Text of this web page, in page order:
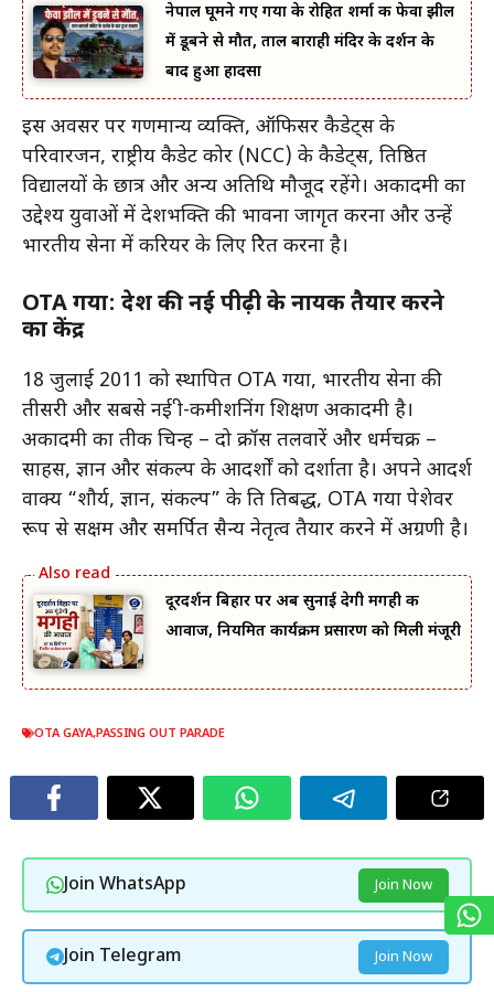
नेपाल घूमने गए गया के रोहित शर्मा की फेवा झील
में डूबने से मौत, ताल बाराही मंदिर के दर्शन के
बाद हुआ हादसा
इस अवसर पर गणमान्य व्यक्ति, ऑफिसर कैडेट्स के
परिवारजन, राष्ट्रीय कैडेट कोर (NCC) के कैडेट्स, प्रतिष्ठित
विद्यालयों के छात्र और अन्य अतिथि मौजूद रहेंगे। अकादमी का
उद्देश्य युवाओं में देशभक्ति की भावना जागृत करना और उन्हें
भारतीय सेना में करियर के लिए प्रेरित करना है।
OTA गया: देश की नई पीढ़ी के नायक तैयार करने
का केंद्र
18 जुलाई 2011 को स्थापित OTA गया, भारतीय सेना की
तीसरी और सबसे नई प्री-कमीशनिंग प्रशिक्षण अकादमी है।
अकादमी का प्रतीक चिन्ह – दो क्रॉस तलवारें और धर्मचक्र –
साहस, ज्ञान और संकल्प के आदर्शों को दर्शाता है। अपने आदर्श
वाक्य “शौर्य, ज्ञान, संकल्प” के प्रति प्रतिबद्ध, OTA गया पेशेवर
रूप से सक्षम और समर्पित सैन्य नेतृत्व तैयार करने में अग्रणी है।
दूरदर्शन बिहार पर अब सुनाई देगी मगही की
आवाज, नियमित कार्यक्रम प्रसारण को मिली मंजूरी
OTA GAYA,PASSING OUT PARADE
Join WhatsApp Join Now
Join Telegram Join Now